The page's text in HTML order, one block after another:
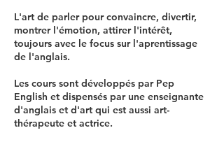
L'art de parler pour convaincre, divertir,
montrer l'émotion, attirer l'intérêt,
toujours avec le focus sur l'aprentissage
de l'anglais.
Les cours sont développés par Pep
English et dispensés par une enseignante
d'anglais et d'art qui est aussi art-
thérapeute et actrice.